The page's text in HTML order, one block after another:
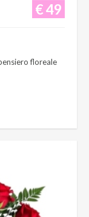
€ 49
floreale